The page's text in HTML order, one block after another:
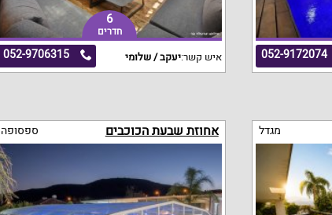
052-9172074
6
חדרים
052-9706315 איש קשר:יעקב / שלומי
מגדל אחוזת שבעת הכוכבים ספסופה